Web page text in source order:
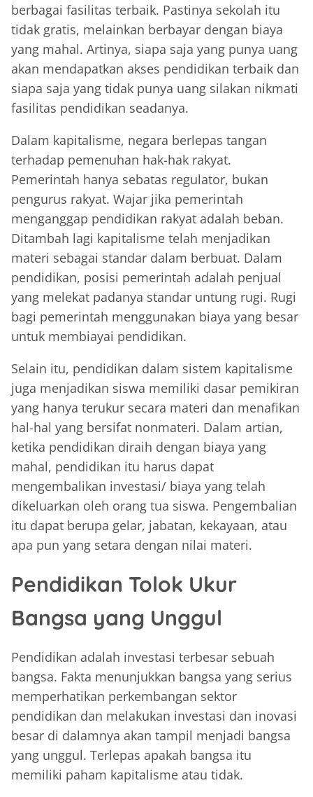
berbagai fasilitas terbaik. Pastinya sekolah itu
tidak gratis, melainkan berbayar dengan biaya
yang mahal. Artinya, siapa saja yang punya uang
akan mendapatkan akses pendidikan terbaik dan
siapa saja yang tidak punya uang silakan nikmati
fasilitas pendidikan seadanya.
Dalam kapitalisme, negara berlepas tangan
terhadap pemenuhan hak-hak rakyat.
Pemerintah hanya sebatas regulator, bukan
pengurus rakyat. Wajar jika pemerintah
menganggap pendidikan rakyat adalah beban.
Ditambah lagi kapitalisme telah menjadikan
materi sebagai standar dalam berbuat. Dalam
pendidikan, posisi pemerintah adalah penjual
yang melekat padanya standar untung rugi. Rugi
bagi pemerintah menggunakan biaya yang besar
untuk membiayai pendidikan.
Selain itu, pendidikan dalam sistem kapitalisme
juga menjadikan siswa memiliki dasar pemikiran
yang hanya terukur secara materi dan menafikan
hal-hal yang bersifat nonmateri. Dalam artian,
ketika pendidikan diraih dengan biaya yang
mahal, pendidikan itu harus dapat
mengembalikan investasi/ biaya yang telah
dikeluarkan oleh orang tua siswa. Pengembalian
itu dapat berupa gelar, jabatan, kekayaan, atau
apa pun yang setara dengan nilai materi.
Pendidikan Tolok Ukur
Bangsa yang Unggul
Pendidikan adalah investasi terbesar sebuah
bangsa. Fakta menunjukkan bangsa yang serius
memperhatikan perkembangan sektor
pendidikan dan melakukan investasi dan inovasi
besar di dalamnya akan tampil menjadi bangsa
yang unggul. Terlepas apakah bangsa itu
memiliki paham kapitalisme atau tidak.